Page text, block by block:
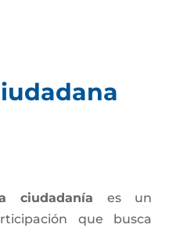
ciudadanía es un
que busca